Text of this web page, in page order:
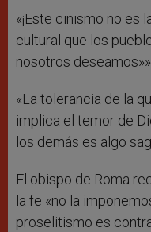
«¡Este cinismo no es
cultural que los
nosotros
«La tolerancia de la
implica el temor de
los demás es algo
El obispo de Roma
la fe «no la
proselitismo es